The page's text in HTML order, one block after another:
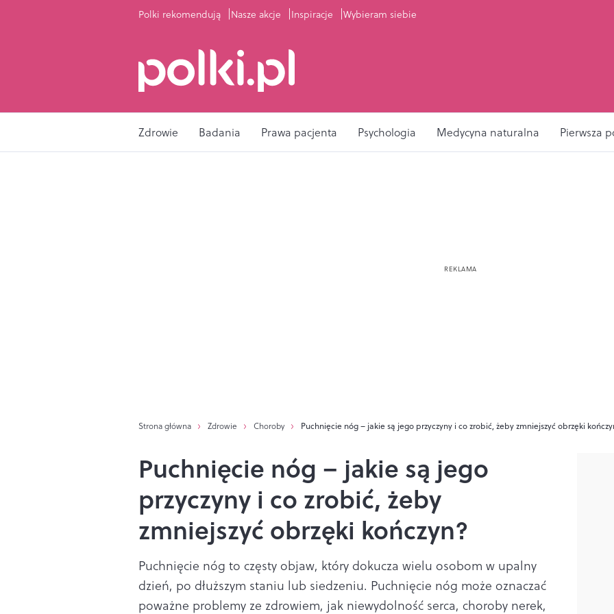
Polki rekomendują Nasze akcje Inspiracje Wybieram siebie
Zdrowie Badania Prawa pacjenta Psychologia Medycyna naturalna Pierwsza
Strona główna Zdrowie Choroby Puchnięcie nóg – jakie są jego przyczyny i co zrobić, żeby zmniejszyć obrzęki
Puchnięcie nóg – jakie są jego
przyczyny i co zrobić, żeby
zmniejszyć obrzęki kończyn?
Puchnięcie nóg to częsty objaw, który dokucza wielu osobom w upalny
dzień, po dłuższym staniu lub siedzeniu. Puchnięcie nóg może oznaczać
poważne problemy ze zdrowiem, jak niewydolność serca, choroby nerek,